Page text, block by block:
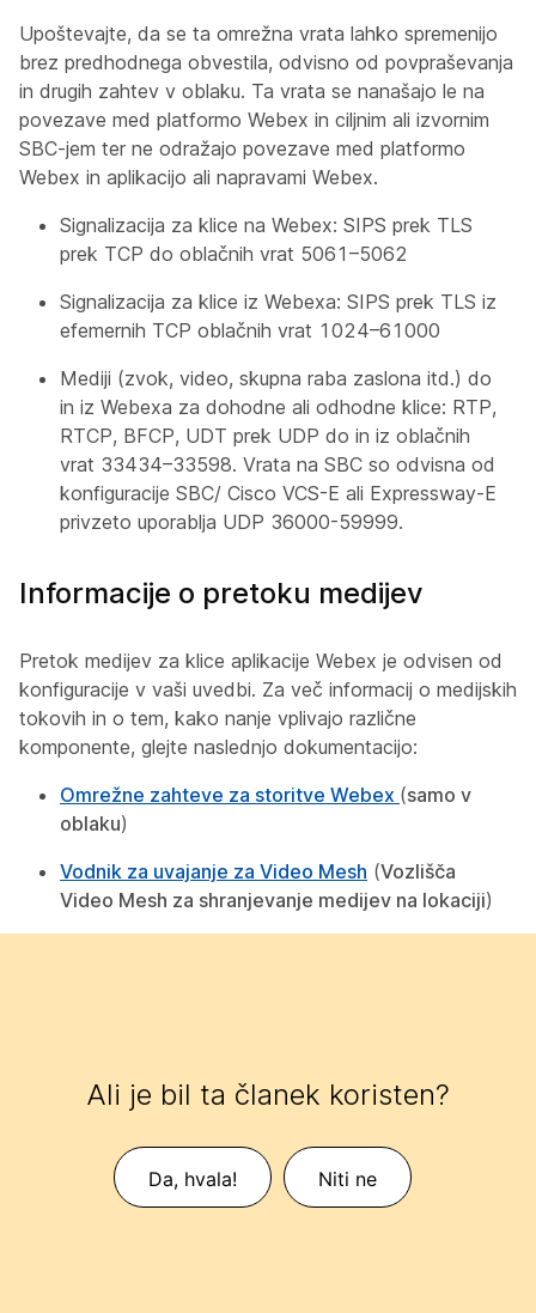
Upoštevajte, da se ta omrežna vrata lahko spremenijo
brez predhodnega obvestila, odvisno od povpraševanja
in drugih zahtev v oblaku. Ta vrata se nanašajo le na
povezave med platformo Webex in ciljnim ali izvornim
SBC-jem ter ne odražajo povezave med platformo
Webex in aplikacijo ali napravami Webex.
Signalizacija za klice na Webex: SIPS prek TLS
prek TCP do oblačnih vrat 5061–5062
Signalizacija za klice iz Webexa: SIPS prek TLS iz
efemernih TCP oblačnih vrat 1024–61000
Mediji (zvok, video, skupna raba zaslona itd.) do
in iz Webexa za dohodne ali odhodne klice: RTP,
RTCP, BFCP, UDT prek UDP do in iz oblačnih
vrat 33434–33598. Vrata na SBC so odvisna od
konfiguracije SBC/ Cisco VCS-E ali Expressway-E
privzeto uporablja UDP 36000-59999.
Informacije o pretoku medijev
Pretok medijev za klice aplikacije Webex je odvisen od
konfiguracije v vaši uvedbi. Za več informacij o medijskih
tokovih in o tem, kako nanje vplivajo različne
komponente, glejte naslednjo dokumentacijo:
Omrežne zahteve za storitve Webex (samo v
oblaku)
Vodnik za uvajanje za Video Mesh (Vozlišča
Video Mesh za shranjevanje medijev na lokaciji)
Ali je bil ta članek koristen?
Da, hvala! Niti ne